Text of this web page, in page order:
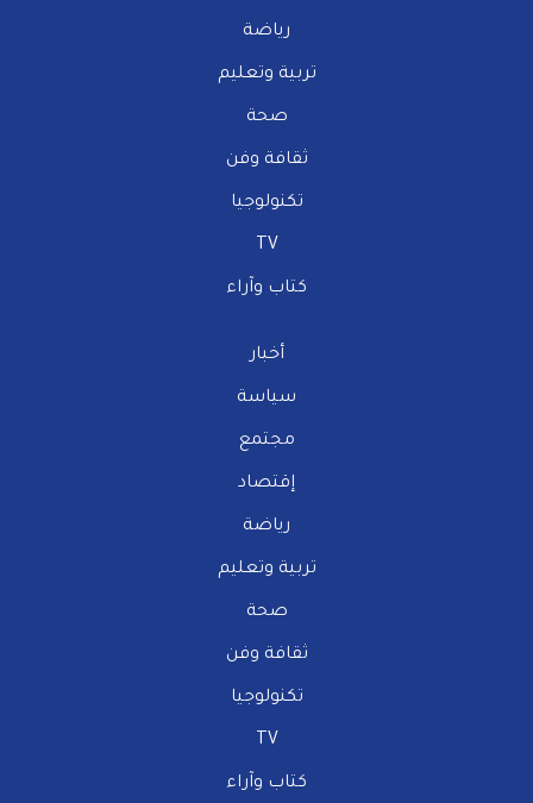
رياضة
تربية وتعليم
صحة
ثقافة وفن
تكنولوجيا
TV
كتاب وآراء
أخبار
سياسة
مجتمع
إقتصاد
رياضة
تربية وتعليم
صحة
ثقافة وفن
تكنولوجيا
TV
كتاب وآراء